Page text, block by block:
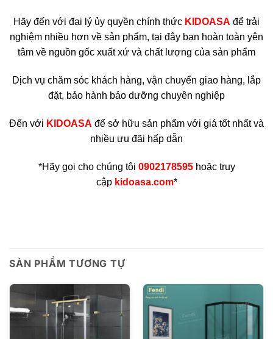
Hãy đến với đại lý ủy quyền chính thức KIDOASA để trải
nghiệm nhiều hơn về sản phẩm, tại đây bạn hoàn toàn yên
tâm về nguồn gốc xuất xứ và chất lượng của sản phẩm
Dịch vụ chăm sóc khách hàng, vận chuyển giao hàng, lắp
đặt, bảo hành bảo dưỡng chuyên nghiệp
Đến với KIDOASA để sở hữu sản phẩm với giá tốt nhất và
nhiều ưu đãi hấp dẫn
*Hãy gọi cho chúng tôi 0902178595hoặc truy
cập kidoasa.com*
SẢN PHẨM TƯƠNG TỰ